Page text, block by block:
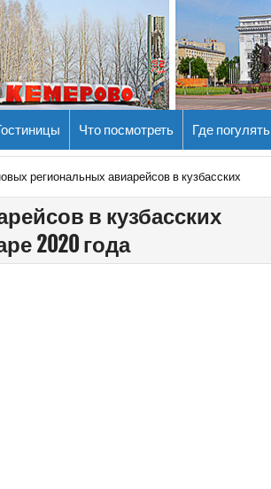
Что посмотреть Где погулять
региональных авиарейсов в кузбасских
в кузбасских
2020 года